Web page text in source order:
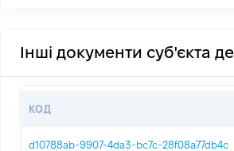
Інші документи суб'єкта
КОД
d10788ab-9907-4da3-bc7c-28f08a77db4c